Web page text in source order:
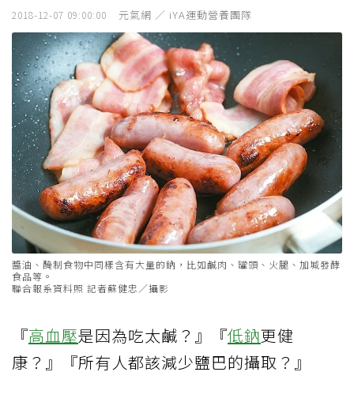
2018-12-07 09:00:00 元氣網 ／ iYA運動營養團隊
醬油、醃制食物中同樣含有大量的鈉，比如鹹肉、罐頭、火腿、加堿發酵
食品等。
聯合報系資料照 記者蘇健忠／攝影
『高血壓是因為吃太鹹？』『低鈉更健
康？』『所有人都該減少鹽巴的攝取？』